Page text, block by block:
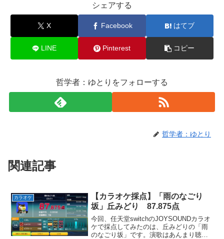
シェアする
X Facebook はてブ
LINE Pinterest コピー
哲学者：ゆとりをフォローする
哲学者：ゆとり
関連記事
カラオケ
【カラオケ採点】「雨のなごり
坂」丘みどり 87.875点
今回、任天堂switchのJOYSOUNDカラオ
ケで採点してみたのは、丘みどりの「雨
のなごり坂」です。演歌はあんまり聴か